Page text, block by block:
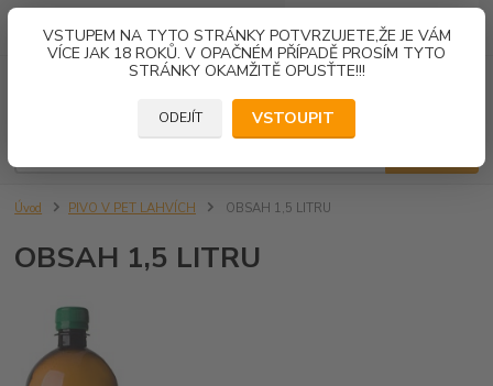
VSTUPEM NA TYTO STRÁNKY POTVRZUJETE,ŽE JE VÁM
VÍCE JAK 18 ROKŮ. V OPAČNÉM PŘÍPADĚ PROSÍM TYTO
STRÁNKY OKAMŽITĚ OPUSŤTE!!!
ODEJÍT VSTOUPIT
za0,00 Kč
Úvod PIVO V PET LAHVÍCH OBSAH 1,5 LITRU
OBSAH 1,5 LITRU